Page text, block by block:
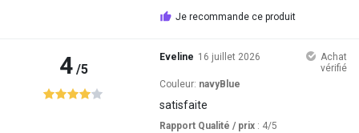
Je recommande ce produit
4/5
Eveline 16 juillet 2026
Achat
vérifié
Couleur: navyBlue
satisfaite
Rapport Qualité / prix: 4/5